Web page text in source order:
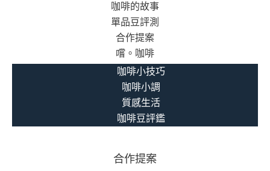
咖啡的故事
單品豆評測
合作提案
嚐。咖啡
咖啡小技巧
咖啡小調
質感生活
咖啡豆評鑑
合作提案